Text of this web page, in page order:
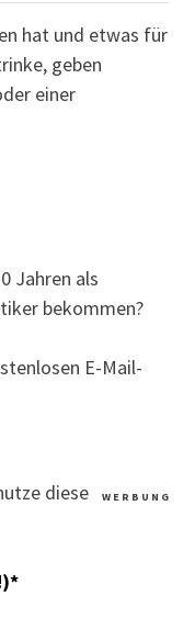
hat und etwas für
geben
einer
Jahren als
bekommen?
E-Mail-
W E R B U N G
diese